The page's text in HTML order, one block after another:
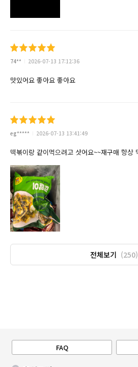
74** 2026-07-13 17:12:36
맛있어요 좋아요 좋아요
eg***** 2026-07-13 13:41:49
떡볶이랑 같이먹으려고 삿어요~~재구매 항상
전체보기 (250)
FAQ